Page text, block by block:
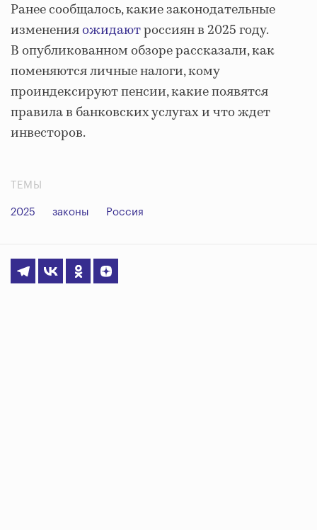
Ранее сообщалось, какие законодательные
измененияожидаютроссиян в 2025 году.
В опубликованном обзоре рассказали, как
поменяются личные налоги, кому
проиндексируют пенсии, какие появятся
правила в банковских услугах и что ждет
инвесторов.
ТЕМЫ
2025 законы Россия